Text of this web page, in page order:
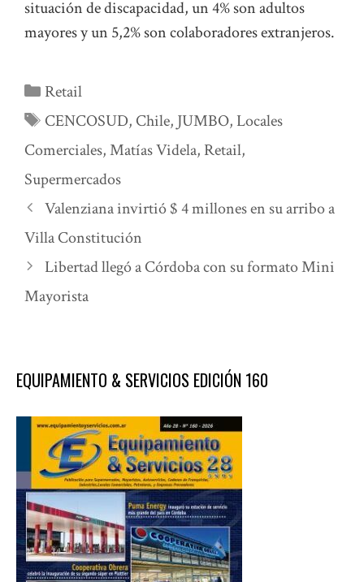
situación de discapacidad, un 4% son adultos
mayores y un 5,2% son colaboradores extranjeros.
Categorías
Retail
Etiquetas
CENCOSUD, Chile, JUMBO,Locales
Comerciales,Matías Videla, Retail,
Supermercados
Valenziana invirtió $ 4 millones en su arribo a
Villa Constitución
Libertad llegó a Córdoba con su formato Mini
Mayorista
EQUIPAMIENTO & SERVICIOS EDICIÓN 160